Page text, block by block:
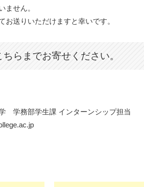
ません。
送りいただけますと幸いです。
らまでお寄せください。
学務部学生課 インターンシップ担当